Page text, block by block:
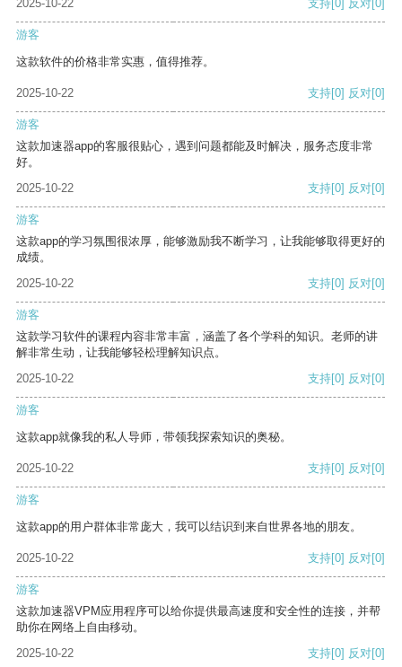
2025-10-22 支持[0] 反对[0]
游客
这款软件的价格非常实惠，值得推荐。
2025-10-22 支持[0] 反对[0]
游客
这款加速器app的客服很贴心，遇到问题都能及时解决，服务态度非常
好。
2025-10-22
支持[0] 反对[0]
游客
这款app的学习氛围很浓厚，能够激励我不断学习，让我能够取得更好的
成绩。
2025-10-22
支持[0] 反对[0]
游客
这款学习软件的课程内容非常丰富，涵盖了各个学科的知识。老师的讲
解非常生动，让我能够轻松理解知识点。
2025-10-22
支持[0] 反对[0]
游客
这款app就像我的私人导师，带领我探索知识的奥秘。
2025-10-22 支持[0] 反对[0]
游客
这款app的用户群体非常庞大，我可以结识到来自世界各地的朋友。
2025-10-22 支持[0] 反对[0]
游客
这款加速器VPM应用程序可以给你提供最高速度和安全性的连接，并帮
助你在网络上自由移动。
2025-10-22
支持[0] 反对[0]